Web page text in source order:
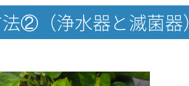
②（浄水器と滅菌器）